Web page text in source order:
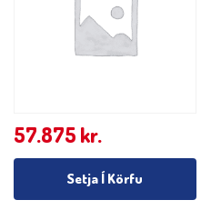
57.875 kr.
Setja Í Körfu